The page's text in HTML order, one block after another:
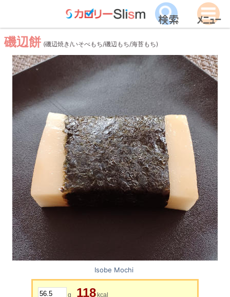
磯辺餅 (磯辺焼き/いそべもち/磯辺もち/海苔もち)
Isobe Mochi
g 118 kcal